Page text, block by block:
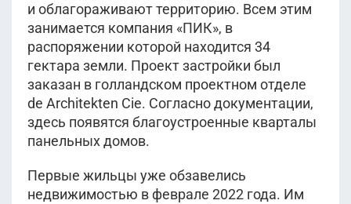
и облагораживают территорию. Всем этим
занимается компания «ПИК», в
распоряжении которой находится 34
гектара земли. Проект застройки был
заказан в голландском проектном отделе
de Architekten Cie. Согласно документации,
здесь появятся благоустроенные кварталы
панельных домов.
Первые жильцы уже обзавелись
недвижимостью в феврале 2022 года. Им